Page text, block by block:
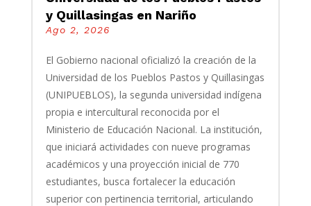
y Quillasingas en Nariño
Ago 2, 2026
El Gobierno nacional oficializó la creación de la
Universidad de los Pueblos Pastos y Quillasingas
(UNIPUEBLOS), la segunda universidad indígena
propia e intercultural reconocida por el
Ministerio de Educación Nacional. La institución,
que iniciará actividades con nueve programas
académicos y una proyección inicial de 770
estudiantes, busca fortalecer la educación
superior con pertinencia territorial, articulando